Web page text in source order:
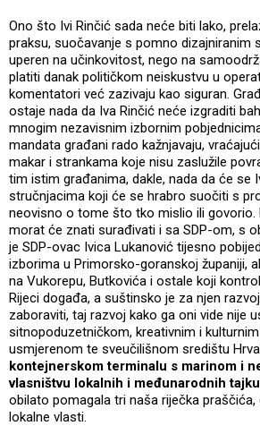
Ono što Ivi Rinčić sada neće biti lako,
praksu, suočavanje s pomno dizajniranim
uperen na učinkovitost, nego na
platiti danak političkom neiskustvu u
komentatori već zazivaju kao siguran.
ostaje nada da Iva Rinčić neće izgraditi
mnogim nezavisnim izbornim
mandata građani rado kažnjavaju,
makar i strankama koje nisu zaslužile
tim istim građanima, dakle, nada da će se
stručnjacima koji će se hrabro suočiti s
neovisno o tome što tko mislio ili govorio.
morat će znati surađivati i sa SDP-om, s
je SDP-ovac Ivica Lukanović tijesno
izborima u Primorsko-goranskoj županiji,
na Vukorepu, Butkovića i ostale koji
Rijeci događa, a suštinsko je za njen
zaboraviti, taj razvoj kako ga oni vide nije
sitnopoduzetničkom, kreativnim i
usmjerenom te sveučilišnom središtu
kontejnerskom terminalu s marinom i
vlasništvu lokalnih i međunarodnih
obilato pomagala tri naša riječka
lokalne vlasti.